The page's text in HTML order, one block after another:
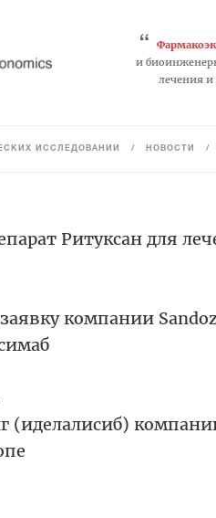
“
и
лечения
ИССЛЕДОВАНИЙ / НОВОСТИ /
Ритуксан для
компании
(иделалисиб)